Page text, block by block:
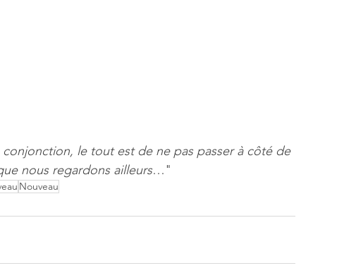
le tout est de ne pas passer à côté de
nous regardons ailleurs…"
Nouveau